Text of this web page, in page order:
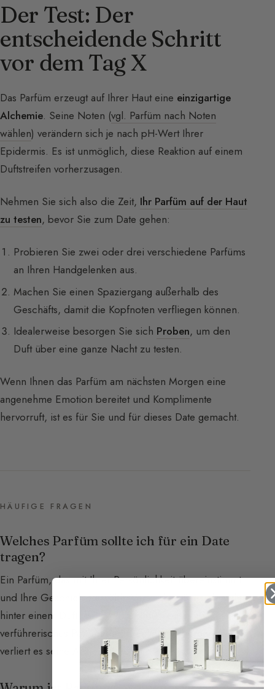
Der Test: Der
entscheidende Schritt
vor dem Tag X
Das Parfüm erzeugt auf Ihrer Haut eine einzigartige
Alchemie. Seine Noten (vgl. Parfüm nach Noten
wählen) verändern sich je nach pH-Wert Ihrer
Epidermis. Es ist unmöglich, diese Reaktion auf einem
Duftstreifen vorherzusagen.
Nehmen Sie sich also die Zeit, Ihr Parfüm auf der Haut
zu testen, bevor Sie zum Date gehen:
Probieren Sie zwei oder drei verschiedene Parfüms
an Ihren Handgelenken aus.
Machen Sie einen Spaziergang außerhalb des
Geschäfts, damit die Kopfnoten verfliegen können.
Idealerweise besorgen Sie sich Proben, um den
Duft über eine ganze Nacht zu testen.
Wenn Ihnen das Parfüm am nächsten Morgen eine
angenehme Emotion bereitet und Komplimente
hervorruft, ist es für Sie und für dieses Date gemacht.
HÄUFIGE FRAGEN
Welches Parfüm sollte ich für ein Date
tragen?
Ein Parfüm, das mit Ihrer Persönlichkeit übereinstimmt
und Ihre Geschichte erzählt. Verstecken Sie sich nicht
hinter einem Duft, der nicht zu Ihnen passt: Ein
verführerisches Parfüm darf Sie nicht verbergen, sonst
verliert es seine Anziehungskraft.